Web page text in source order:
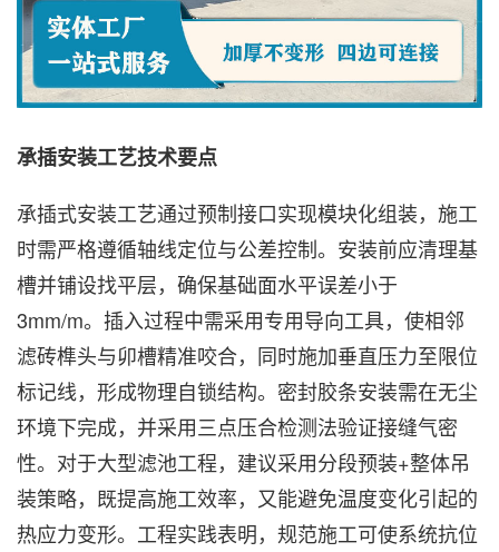
承插安装工艺技术要点
承插式安装工艺通过预制接口实现模块化组装，施工
时需严格遵循轴线定位与公差控制。安装前应清理基
槽并铺设找平层，确保基础面水平误差小于
3mm/m。插入过程中需采用专用导向工具，使相邻
滤砖榫头与卯槽精准咬合，同时施加垂直压力至限位
标记线，形成物理自锁结构。密封胶条安装需在无尘
环境下完成，并采用三点压合检测法验证接缝气密
性。对于大型滤池工程，建议采用分段预装+整体吊
装策略，既提高施工效率，又能避免温度变化引起的
热应力变形。工程实践表明，规范施工可使系统抗位